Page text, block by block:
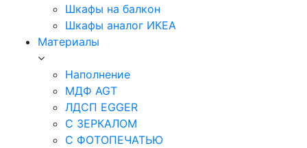
Шкафы на балкон
Шкафы аналог ИКЕА
Материалы
Наполнение
МДФ AGT
ЛДСП EGGER
С ЗЕРКАЛОМ
С ФОТОПЕЧАТЬЮ